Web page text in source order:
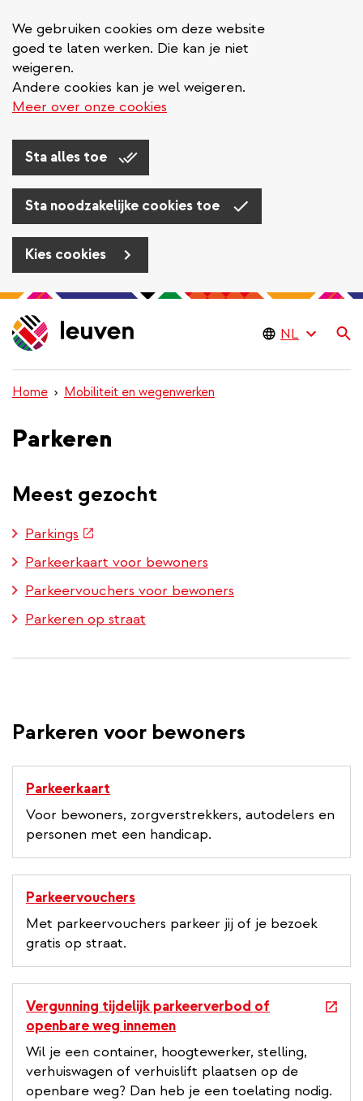
We gebruiken cookies om deze website
goed te laten werken. Die kan je niet
weigeren.
Andere cookies kan je wel weigeren.
Meer over onze cookies
Sta alles toe
Sta noodzakelijke cookies toe
Kies cookies
Overslaan
en
naar
inhoud
gaan
Home Mobiliteit en wegenwerken
Parkeren
Meest gezocht
Parkings (externe
Parkeerkaart voor bewoners
Parkeervouchers voor bewoners
Parkeren op straat
Parkeren voor bewoners
Parkeerkaart
Voor bewoners, zorgverstrekkers, autodelers en
personen met een handicap.
Parkeervouchers
Met parkeervouchers parkeer jij of je bezoek
gratis op straat.
Vergunning tijdelijk parkeerverbod of
openbare weg innemen
e
x
t
Wil je een container, hoogtewerker, stelling,
verhuiswagen of verhuislift plaatsen op de
openbare weg? Dan heb je een toelating nodig.